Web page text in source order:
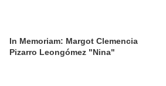
In Memoriam: Margot Clemencia
Pizarro Leongómez "Nina"